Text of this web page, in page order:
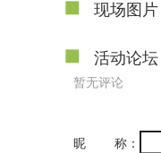
现场图片
活动论坛
暂无评论
昵 称：